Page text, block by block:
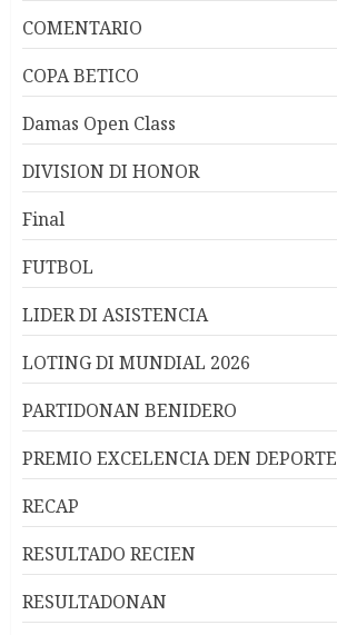
COMENTARIO
COPA BETICO
Damas Open Class
DIVISION DI HONOR
Final
FUTBOL
LIDER DI ASISTENCIA
LOTING DI MUNDIAL 2026
PARTIDONAN BENIDERO
PREMIO EXCELENCIA DEN DEPORTE
RECAP
RESULTADO RECIEN
RESULTADONAN